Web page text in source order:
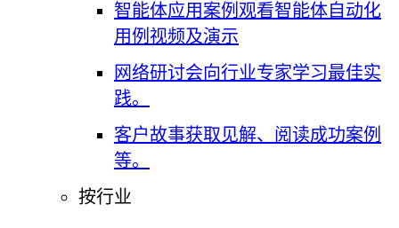
智能体应用案例 观看智能体自动化
用例视频及演示
网络研讨会向行业专家学习最佳实
践。
客户故事获取见解、阅读成功案例
等。
按行业